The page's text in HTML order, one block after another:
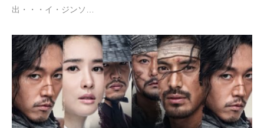
出・・・イ・ジンソ…